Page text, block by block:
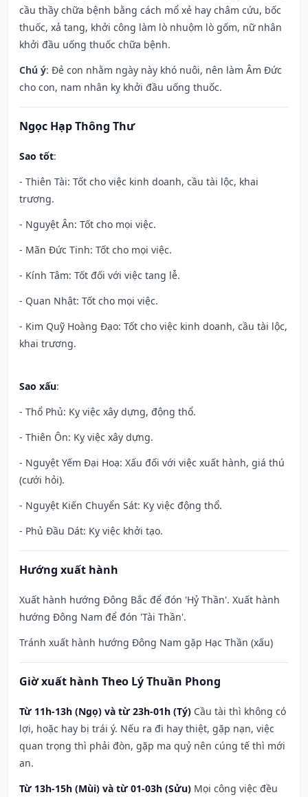
cầu thầy chữa bệnh bằng cách mổ xẻ hay châm cứu, bốc
thuốc, xả tang, khởi công làm lò nhuộm lò gốm, nữ nhân
khởi đầu uống thuốc chữa bệnh.
Chú ý: Đẻ con nhằm ngày này khó nuôi, nên làm Âm Đức
cho con, nam nhân kỵ khởi đầu uống thuốc.
Ngọc Hạp Thông Thư
Sao tốt:
- Thiên Tài: Tốt cho việc kinh doanh, cầu tài lộc, khai
trương.
- Nguyệt Ân: Tốt cho mọi việc.
- Mãn Đức Tinh: Tốt cho mọi việc.
- Kính Tâm: Tốt đối với việc tang lễ.
- Quan Nhật: Tốt cho mọi việc.
- Kim Quỹ Hoàng Đạo: Tốt cho việc kinh doanh, cầu tài lộc,
khai trương.
Sao xấu:
- Thổ Phủ: Kỵ việc xây dựng, động thổ.
- Thiên Ôn: Kỵ việc xây dựng.
- Nguyệt Yếm Đại Hoạ: Xấu đối với việc xuất hành, giá thú
(cưới hỏi).
- Nguyệt Kiến Chuyển Sát: Kỵ việc động thổ.
- Phủ Đầu Dát: Kỵ việc khởi tạo.
Hướng xuất hành
Xuất hành hướng Đông Bắc để đón 'Hỷ Thần'. Xuất hành
hướng Đông Nam để đón 'Tài Thần'.
Tránh xuất hành hướng Đông Nam gặp Hạc Thần (xấu)
Giờ xuất hành Theo Lý Thuần Phong
Từ 11h-13h (Ngọ) và từ 23h-01h (Tý) Cầu tài thì không có
lợi, hoặc hay bị trái ý. Nếu ra đi hay thiệt, gặp nạn, việc
quan trọng thì phải đòn, gặp ma quỷ nên cúng tế thì mới
an.
Từ 13h-15h (Mùi) và từ 01-03h (Sửu) Mọi công việc đều